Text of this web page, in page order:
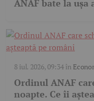
ANAF bate la ușa
8 iul. 2026, 09:34în
Ordinul ANAF
noapte. Ce îi